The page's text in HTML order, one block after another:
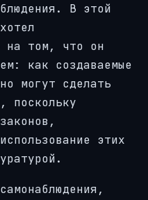
В этой
на том, что он
как создаваемые
могут сделать
поскольку
этих